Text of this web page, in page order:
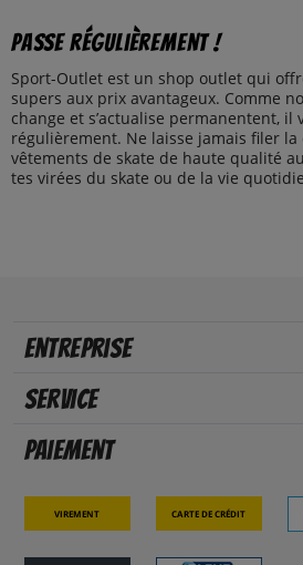
Passe régulièrement !
Sport-Outlet est un shop outlet qui
supers aux prix avantageux. Comme
change et s’actualise permanentent, il
régulièrement. Ne laisse jamais filer
vêtements de skate de haute qualité
tes virées du skate ou de la vie
Entreprise
Service
Paiement
Virement Carte de crédit